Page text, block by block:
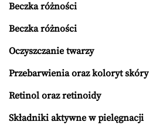
Beczka różności
Beczka różności
Oczyszczanie twarzy
Przebarwienia oraz koloryt skóry
Retinol oraz retinoidy
Składniki aktywne w pielęgnacji